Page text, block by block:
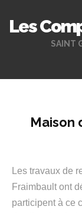
Les
SAINT
Maison
Les travaux de
Fraimbault ont
participent à ce